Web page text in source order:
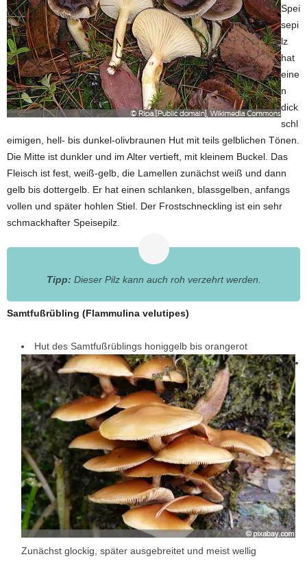
Spei
sepi
lz
hat
eine
n
dick
schl
eimigen, hell- bis dunkel-olivbraunen Hut mit teils gelblichen Tönen.
Die Mitte ist dunkler und im Alter vertieft, mit kleinem Buckel. Das
Fleisch ist fest, weiß-gelb, die Lamellen zunächst weiß und dann
gelb bis dottergelb. Er hat einen schlanken, blassgelben, anfangs
vollen und später hohlen Stiel. Der Frostschneckling ist ein sehr
schmackhafter Speisepilz.
Tipp: Dieser Pilz kann auch roh verzehrt werden.
Samtfußrübling (Flammulina velutipes)
Hut des Samtfußrüblings honiggelb bis orangerot
Zunächst glockig, später ausgebreitet und meist wellig